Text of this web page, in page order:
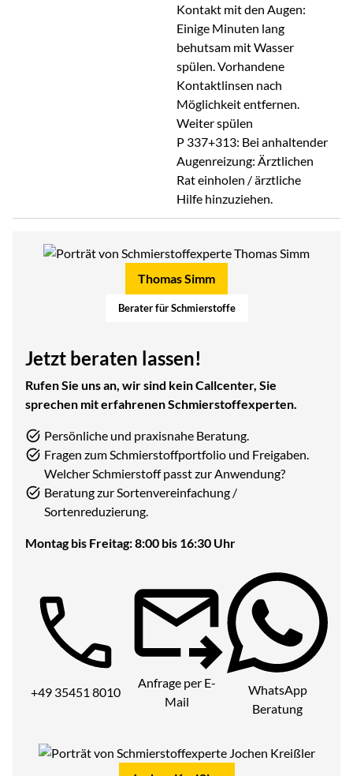
Kontakt mit den Augen:
Einige Minuten lang
behutsam mit Wasser
spülen. Vorhandene
Kontaktlinsen nach
Möglichkeit entfernen.
Weiter spülen
P 337+313: Bei anhaltender
Augenreizung: Ärztlichen
Rat einholen / ärztliche
Hilfe hinzuziehen.
Thomas Simm
Berater für Schmierstoffe
Jetzt beraten lassen!
Rufen Sie uns an, wir sind kein Callcenter, Sie
sprechen mit erfahrenen Schmierstoffexperten.
Persönliche und praxisnahe Beratung.
Fragen zum Schmierstoffportfolio und Freigaben.
Welcher Schmierstoff passt zur Anwendung?
Beratung zur Sortenvereinfachung /
Sortenreduzierung.
Montag bis Freitag: 8:00 bis 16:30 Uhr
Telefon:
+49 35451 8010
Anfrage per E-
Mail
WhatsApp
Beratung